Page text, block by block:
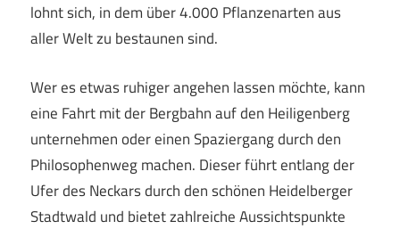
lohnt sich, in dem über 4.000 Pflanzenarten aus
aller Welt zu bestaunen sind.
Wer es etwas ruhiger angehen lassen möchte, kann
eine Fahrt mit der Bergbahn auf den Heiligenberg
unternehmen oder einen Spaziergang durch den
Philosophenweg machen. Dieser führt entlang der
Ufer des Neckars durch den schönen Heidelberger
Stadtwald und bietet zahlreiche Aussichtspunkte